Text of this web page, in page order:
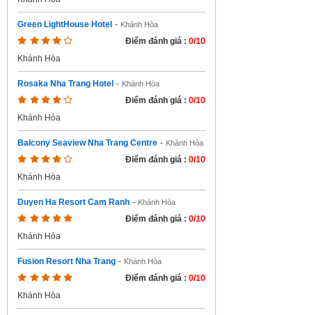
Green LightHouse Hotel - Khánh Hòa
Điểm đánh giá : 0/10
Khánh Hòa
Rosaka Nha Trang Hotel - Khánh Hòa
Điểm đánh giá : 0/10
Khánh Hòa
Balcony Seaview Nha Trang Centre - Khánh Hòa
Điểm đánh giá : 0/10
Khánh Hòa
Duyen Ha Resort Cam Ranh - Khánh Hòa
Điểm đánh giá : 0/10
Khánh Hòa
Fusion Resort Nha Trang - Khánh Hòa
Điểm đánh giá : 0/10
Khánh Hòa